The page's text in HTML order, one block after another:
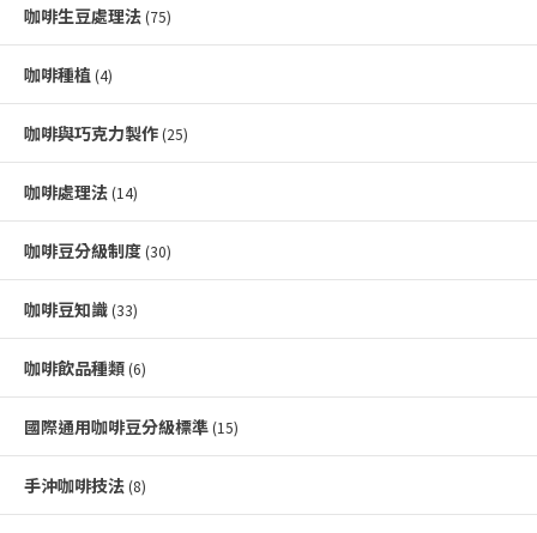
咖啡生豆處理法 (75)
咖啡種植 (4)
咖啡與巧克力製作 (25)
咖啡處理法 (14)
咖啡豆分級制度 (30)
咖啡豆知識 (33)
咖啡飲品種類 (6)
國際通用咖啡豆分級標準 (15)
手沖咖啡技法 (8)